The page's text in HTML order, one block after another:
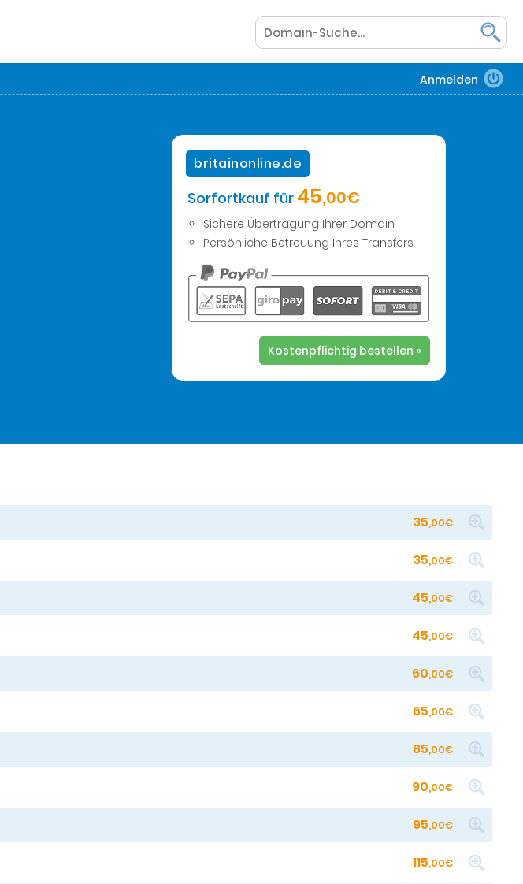
Anmelden
britainonline.de
Sorfortkauf für 45,00€
Sichere Übertragung Ihrer Domain
Persönliche Betreuung Ihres Transfers
Kostenpflichtig bestellen »
35,00€
35,00€
45,00€
45,00€
60,00€
65,00€
85,00€
90,00€
95,00€
115,00€